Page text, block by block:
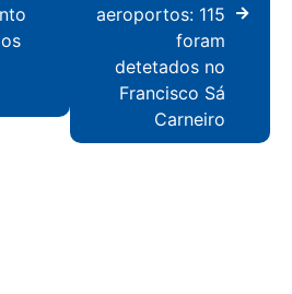
aeroportos: 115
foram
detetados no
Francisco Sá
Carneiro